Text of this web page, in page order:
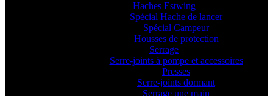
Haches Estwing
Spécial Hache de lancer
Spécial Campeur
Housses de protection
Serrage
Serre-joints à pompe et accessoires
Presses
Serre-joints dormant
Serrage une main